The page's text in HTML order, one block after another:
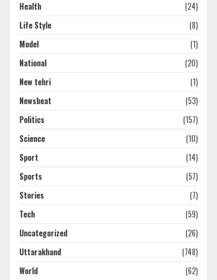
Health
(24)
Life Style
(8)
Model
(1)
National
(20)
New tehri
(1)
Newsbeat
(53)
Politics
(157)
Science
(10)
Sport
(14)
Sports
(57)
Stories
(7)
Tech
(59)
Uncategorized
(26)
Uttarakhand
(748)
World
(62)